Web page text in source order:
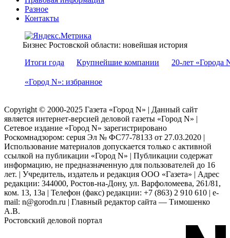
Разное
Контакты
Бизнес Ростовской области: новейшая история
Итоги года
Крупнейшие компании 20-лет «Города
«Город N»: избранное
Copyright © 2000-2025 Газета «Город N» | Данный сайт
является интернет-версией деловой газеты «Город N» |
Сетевое издание «Город N» зарегистрировано
Роскомнадзором: серuя Эл № ФС77-78133 от 27.03.2020 |
Использование материалов допускается только с активной
ссылкой на публикации «Город N» | Публикации содержат
информацию, не предназначенную для пользователей до 16
лет. | Учредитель, издатель и редакция ООО «Газета» | Адрес
редакции: 344000, Ростов-на-Дону, ул. Варфоломеева, 261/81,
ком. 13, 13а | Телефон (факс) редакции: +7 (863) 2 910 610 | e-
mail: n@gorodn.ru | Главный редактор сайта — Тимошенко
А.В.
Ростовский деловой портал